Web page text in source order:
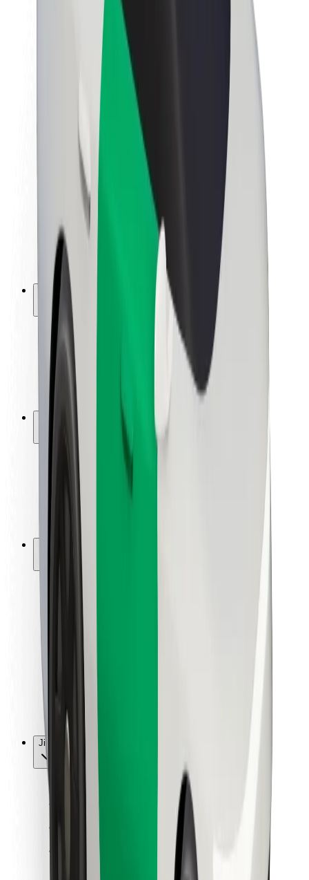
O společnosti Bolt
Udržitelnost podle Boltu
Projekt Zero
Tiskové centrum
Pokyny ke značce
Naše poslání
Vztahy s investory
Vedení
Značka
Média
Městský fond
Bezpečnost
Bezpečnost cestujících
Bezpečnost řidičů
Bezpečnost na koloběžce
Laboratoř bezpečnosti
Města
Lokality
Řešení pro města
Letiště
Nabíjecí stanice Bolt
Pro cestující
Pro řidiče
Pro kurýry
Bolt Food
Pro flotilové partnery
Pro restaurace
Bolt for Business
Jiné
Partneři
Zabezpečení